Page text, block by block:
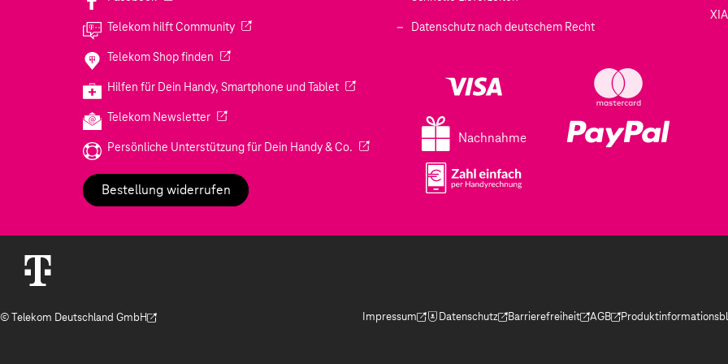
Telekom hilft Community(Wird in einem neuen Tab geöffnet)
Telekom Shop finden (Wird in einem neuen Tab geöffnet)
Hilfen für Dein Handy, Smartphone und Tablet(Wird in einem neuen Tab geöffnet)
Telekom Newsletter(Wird in einem neuen Tab geöffnet)
Persönliche Unterstützung für Dein Handy & Co. (Wird in einem neuen Tab geöffnet)
Bestellung widerrufen
Datenschutz nach deutschem Recht
Nachnahme
© Telekom Deutschland GmbH
(Der Link wird in einem neuen Tab geöffnet)
Impressum
(Der Link wird in einem neuen Tab geöffnet)
Datenschutz
(Der Link wird in einem neuen Tab geöffnet)
Barrierefreiheit
(Der Link wird in einem neuen Tab geöffnet)
AGB
(Der Link wird in einem
(Der Link wird in